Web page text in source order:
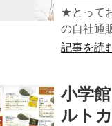
★とって
の自社通
記事を読
小学
ルト